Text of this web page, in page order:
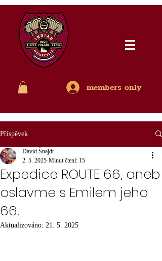
members only
Příspěvek
Expedice ROUTE 66, aneb
oslavme s Emilem jeho
66.
David Šnajdr
2. 5. 2025 Minut čtení: 15
Aktualizováno: 21. 5. 2025